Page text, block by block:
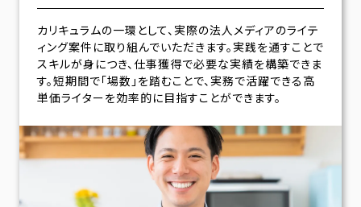
カリキュラムの一環として、実際の法人メディアのライテ
ィング案件に取り組んでいただきます。実践を通すことで
スキルが身につき、仕事獲得で必要な実績を構築できま
す。短期間で「場数」を踏むことで、実務で活躍できる高
単価ライターを効率的に目指すことができます。